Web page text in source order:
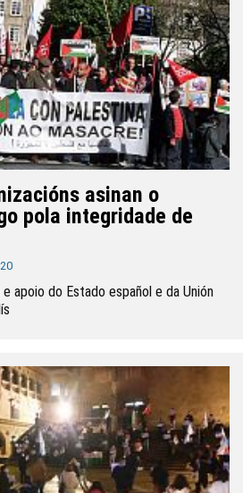
asinan o
pola integridade de
apoio do Estado español e da Unión